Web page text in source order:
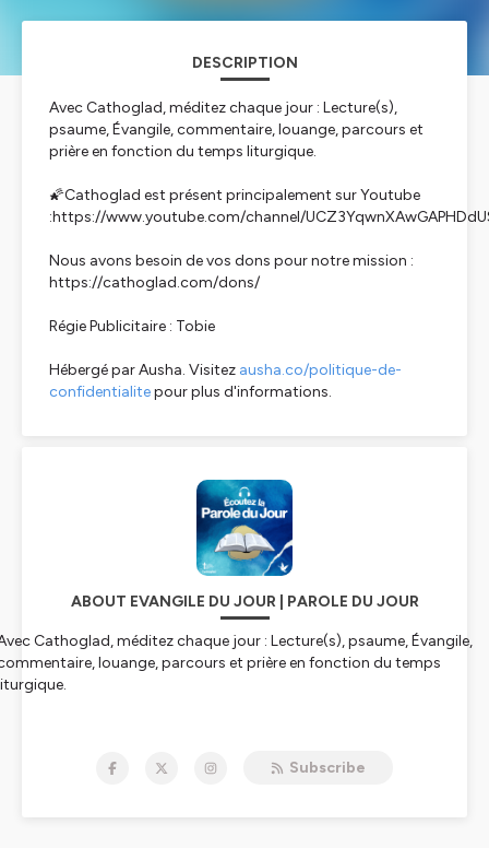
DESCRIPTION
Avec Cathoglad, méditez chaque jour : Lecture(s),
psaume, Évangile, commentaire, louange, parcours et
prière en fonction du temps liturgique.
🌠Cathoglad est présent principalement sur Youtube
:https://www.youtube.com/channel/
Nous avons besoin de vos dons pour notre mission :
https://cathoglad.com/dons/
Régie Publicitaire : Tobie
Hébergé par Ausha. Visitez ausha.co/politique-de-
confidentialitepour plus d'informations.
ABOUT EVANGILE DU JOUR | PAROLE DU JOUR
Cathoglad, méditez chaque jour : Lecture(s), psaume, Évangile,
louange, parcours et prière en fonction du temps
Subscribe